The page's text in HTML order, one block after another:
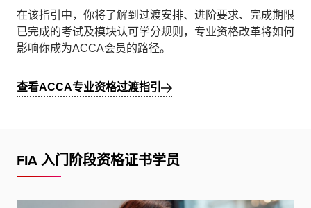
在该指引中，你将了解到过渡安排、进阶要求、完成期限
已完成的考试及模块认可学分规则，专业资格改革将如何
影响你成为ACCA会员的路径。
查看ACCA专业资格过渡指引
FIA 入门阶段资格证书学员